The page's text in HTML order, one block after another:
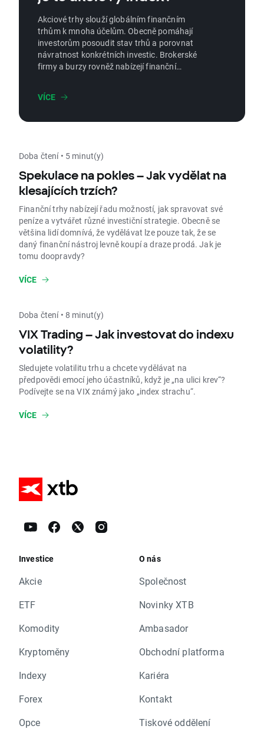
Akciové trhy slouží globálním finančním
trhům k mnoha účelům. Obecně pomáhají
investorům posoudit stav trhů a porovnat
návratnost konkrétních investic. Brokerské
firmy a burzy rovněž nabízejí finanční
určitých referenčních hodnot vlastního
kapitálu. Díky tomu jsou indexy rozhodující
jejich investičním účelům. V tomto článku se
akciovém trhu.
VÍCE
Doba čtení • 5 minut(y)
Spekulace na pokles – Jak vydělat na
klesajících trzích?
Finanční trhy nabízejí řadu možností, jak spravovat své
peníze a vytvářet různé investiční strategie. Obecně se
většina lidí domnívá, že vydělávat lze pouze tak, že se
daný finanční nástroj levně koupí a draze prodá. Jak je
tomu doopravdy?
VÍCE
Doba čtení • 8 minut(y)
VIX Trading – Jak investovat do indexu
volatility?
Sledujete volatilitu trhu a chcete vydělávat na
předpovědi emocí jeho účastníků, když je „na ulici krev“?
Podívejte se na VIX známý jako „index strachu“.
VÍCE
Investice
Akcie
ETF
Komodity
Kryptoměny
Indexy
Forex
Opce
O nás
Společnost
Novinky XTB
Ambasador
Obchodní platforma
Kariéra
Kontakt
Tiskové oddělení